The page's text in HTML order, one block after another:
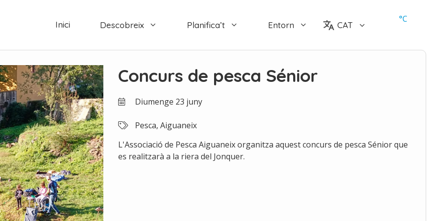
Inici Descobreix Planifica’t Entorn CAT
°C
Concurs de pesca Sénior
Diumenge 23 juny
Pesca, Aiguaneix
L'Associació de Pesca Aiguaneix organitza aquest concurs de pesca Sénior que
es realitzarà a la riera del Jonquer.